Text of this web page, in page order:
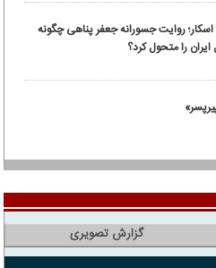
اسکار؛ روایت جسورانه جعفر پناهی چگونه
را متحول کرد؟
گزارش تصویری